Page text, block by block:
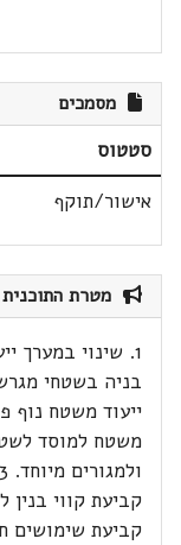
מסמכים
סטטוס
אישור/תוקף
מטרת התוכנית
1. שינוי במערך
ייעוד משטח נוף
משטח למוסד